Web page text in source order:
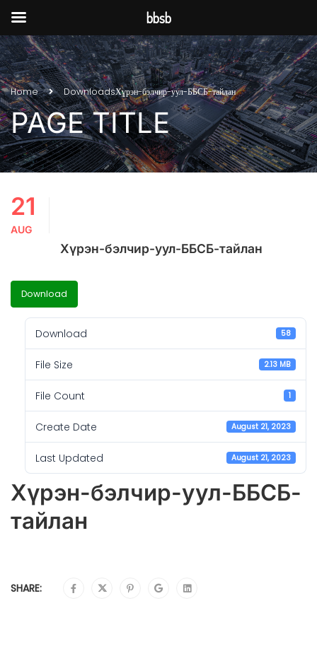
Home DownloadsХүрэн-бэлчир-уул-ББСБ-тайлан
PAGE TITLE
21
AUG
Хүрэн-бэлчир-уул-ББСБ-тайлан
Download
Download 58
File Size 2.13 MB
File Count 1
Create Date August 21, 2023
Last Updated August 21, 2023
Хүрэн-бэлчир-уул-ББСБ-
тайлан
SHARE:
bbsb